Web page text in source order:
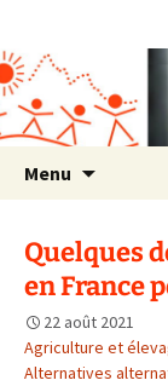
Rhône Alpes
Un
la santé de tous
Menu
Quelques
en France
22 août 2021
Agriculture et
Alternatives